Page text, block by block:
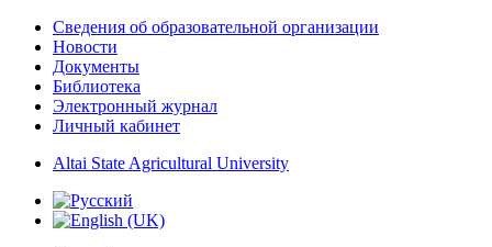
Сведения об образовательной организации
Новости
Документы
Библиотека
Электронный журнал
Личный кабинет
Altai State Agricultural University